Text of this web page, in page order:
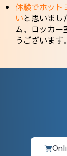
体験でホット
いと思いまし
ム、ロッカー
うございます。